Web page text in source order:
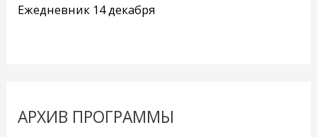
Ежедневник 14 декабря
АРХИВ ПРОГРАММЫ